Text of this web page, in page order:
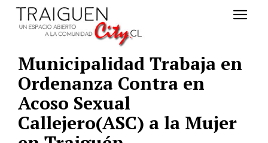
Municipalidad Trabaja en
Ordenanza Contra en
Acoso Sexual
Callejero(ASC) a la Mujer